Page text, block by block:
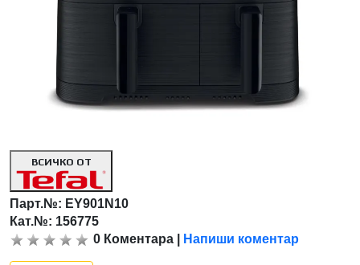
ВСИЧКО ОТ
Парт.№: EY901N10
Кат.№: 156775
0 Коментара Напиши коментар